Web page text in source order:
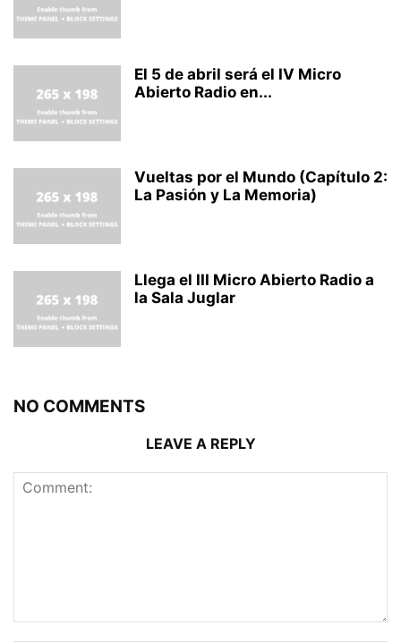
El 5 de abril será el IV Micro
Abierto Radio en...
Vueltas por el Mundo (Capítulo 2:
La Pasión y La Memoria)
Llega el III Micro Abierto Radio a
la Sala Juglar
NO COMMENTS
LEAVE A REPLY